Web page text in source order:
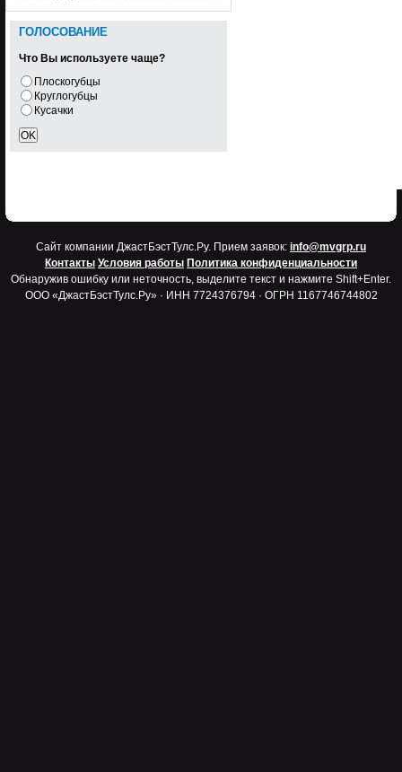
ГОЛОСОВАНИЕ
Что Вы используете чаще?
Плоскогубцы
Круглогубцы
Кусачки
Cайт компании ДжастБэстТулс.Ру. Прием заявок: info@mvgrp.ru
Контакты Условия работы Политика конфиденциальности
Обнаружив ошибку или неточность, выделите текст и нажмите Shift+Enter.
ООО «ДжастБэстТулс.Ру» · ИНН 7724376794 · ОГРН 1167746744802